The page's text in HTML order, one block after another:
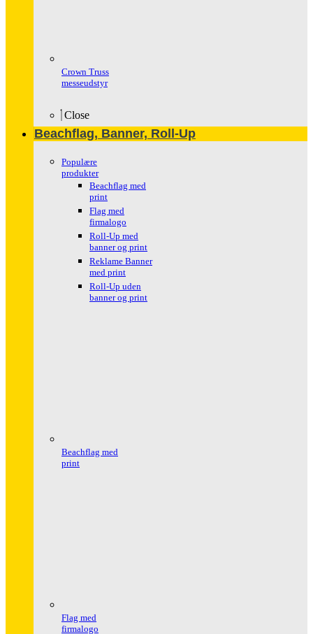
Crown Truss
messeudstyr
Close
Beachflag, Banner, Roll-Up
Populære
produkter
Beachflag med
print
Flag med
firmalogo
Roll-Up med
banner og print
Reklame Banner
med print
Roll-Up uden
banner og print
Beachflag med
print
Flag med
firmalogo